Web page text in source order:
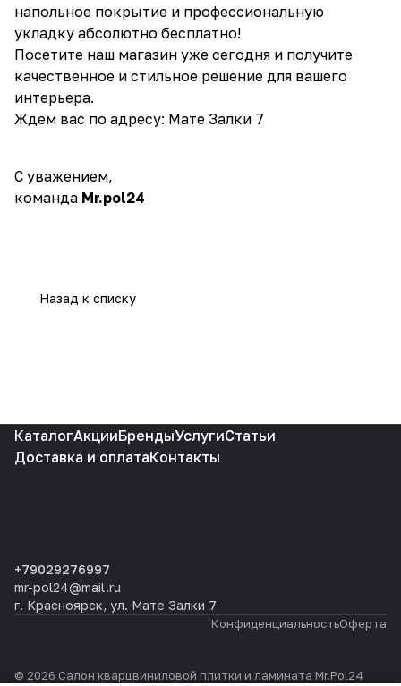
напольное покрытие и профессиональную
укладку абсолютно бесплатно!
Посетите наш магазин уже сегодня и получите
качественное и стильное решение для вашего
интерьера.
Ждем вас по адресу: Мате Залки 7
С уважением,
команда Mr.pol24
Назад к списку
КаталогАкцииБрендыУслугиСтатьи
Доставка и оплатаКонтакты
+79029276997
mr-pol24@mail.ru
г. Красноярск, ул. Мате Залки 7
КонфиденциальностьОферта
© 2026 Салон кварцвиниловой плитки и ламината Mr.Pol24